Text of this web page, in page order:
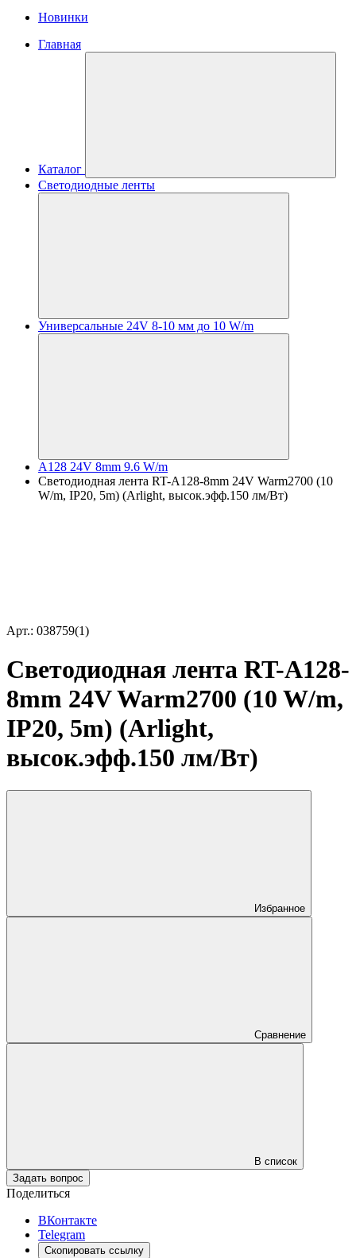
Новинки
Главная
Каталог
Светодиодные ленты
Универсальные 24V 8-10 мм до 10 W/m
A128 24V 8mm 9.6 W/m
Светодиодная лента RT-A128-8mm 24V Warm2700 (10
W/m, IP20, 5m) (Arlight, высок.эфф.150 лм/Вт)
Арт.: 038759(1)
Светодиодная лента RT-A128-
8mm 24V Warm2700 (10 W/m,
IP20, 5m) (Arlight,
высок.эфф.150 лм/Вт)
Избранное
Сравнение
В список
Задать вопрос
Поделиться
ВКонтакте
Telegram
Скопировать ссылку